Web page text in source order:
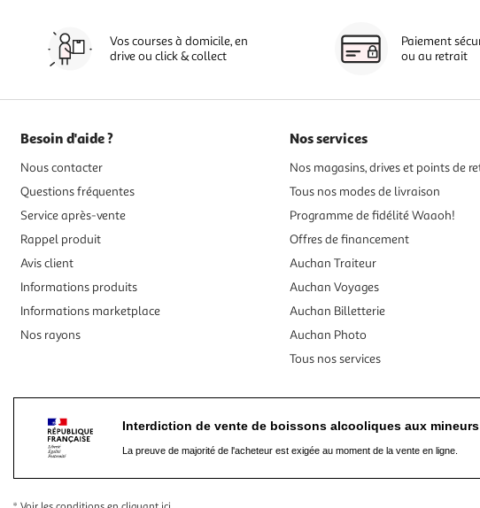
Vos courses à domicile, en
drive ou click & collect
Paiement
ou au retrait
Besoin d'aide ?
Nous contacter
Questions fréquentes
Service après-vente
Rappel produit
Avis client
Informations produits
Informations marketplace
Nos rayons
Nos services
Nos magasins, drives et points de
Tous nos modes de livraison
Programme de fidélité Waaoh!
Offres de financement
Auchan Traiteur
Auchan Voyages
Auchan Billetterie
Auchan Photo
Tous nos services
Interdiction de vente de boissons alcooliques aux
La preuve de majorité de l'acheteur est exigée au moment de la vente en ligne.